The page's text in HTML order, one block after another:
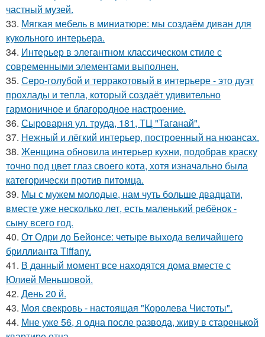
частный музей.
33. Мягкая мебель в миниатюре: мы создаём диван для
кукольного интерьера.
34. Интерьер в элегантном классическом стиле с
современными элементами выполнен.
35. Серо-голубой и терракотовый в интерьере - это дуэт
прохлады и тепла, который создаёт удивительно
гармоничное и благородное настроение.
36. Сыроварня ул. труда, 181, ТЦ "Таганай".
37. Нежный и лёгкий интерьер, построенный на нюансах.
38. Женщина обновила интерьер кухни, подобрав краску
точно под цвет глаз своего кота, хотя изначально была
категорически против питомца.
39. Мы с мужем молодые, нам чуть больше двадцати,
вместе уже несколько лет, есть маленький ребёнок -
сыну всего год.
40. От Одри до Бейонсе: четыре выхода величайшего
бриллианта Tiffany.
41. В данный момент все находятся дома вместе с
Юлией Меньшовой.
42. День 20 й.
43. Моя свекровь - настоящая "Королева Чистоты".
44. Мне уже 56, я одна после развода, живу в старенькой